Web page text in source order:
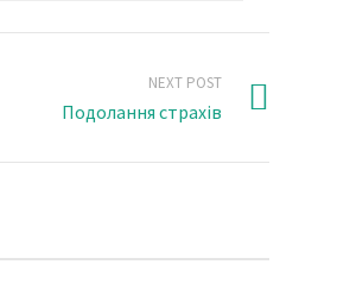
NEXT POST
Подолання страхів